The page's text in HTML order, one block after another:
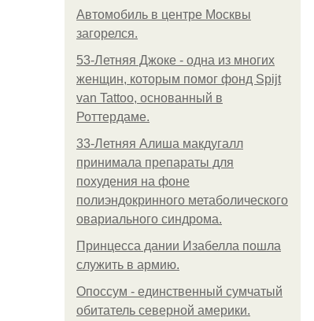
Автомобиль в центре Москвы
загорелся.
53-Летняя Джоке - одна из многих
женщин, которым помог фонд Spijt
van Tattoo, основанный в
Роттердаме.
33-Летняя Алиша макдугалл
принимала препараты для
похудения на фоне
полиэндокринного метаболического
овариального синдрома.
Принцесса дании Изабелла пошла
служить в армию.
Опоссум - единственный сумчатый
обитатель северной америки.